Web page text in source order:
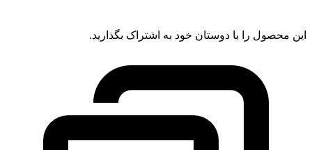
این محصول را با دوستان خود به اشتراک بگذارید.